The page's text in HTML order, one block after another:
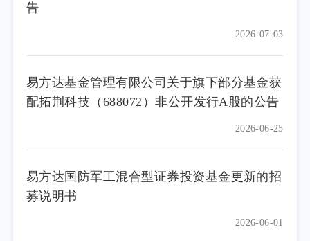
告
2026-07-03
易方达基金管理有限公司关于旗下部分基金获
配拓荆科技（688072）非公开发行A股的公告
2026-06-25
易方达国防军工混合型证券投资基金更新的招
募说明书
2026-06-01